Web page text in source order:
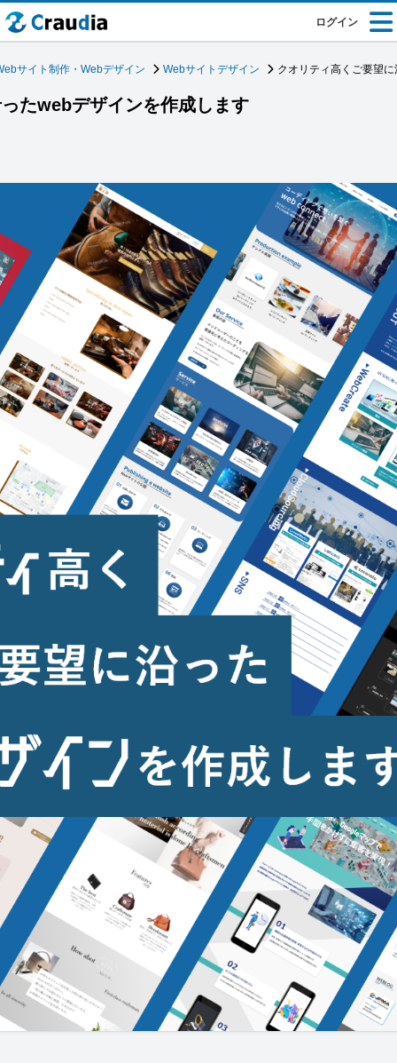
ログイン
サイト制作・Webデザイン Webサイトデザイン クオリティ高くご要望
たwebデザインを作成します